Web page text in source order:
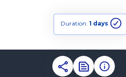
Duration:1 days